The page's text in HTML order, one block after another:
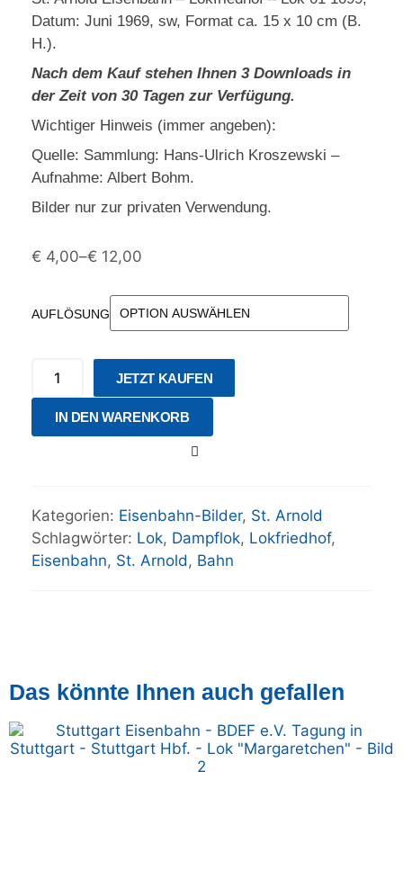
Datum: Juni 1969, sw, Format ca. 15 x 10 cm (B.
H.).
Nach dem Kauf stehen Ihnen 3 Downloads in
der Zeit von 30 Tagen zur Verfügung.
Wichtiger Hinweis (immer angeben):
Quelle: Sammlung: Hans-Ulrich Kroszewski –
Aufnahme: Albert Bohm.
Bilder nur zur privaten Verwendung.
€ 4,00–€ 12,00
AUFLÖSUNG
JETZT KAUFEN
IN DEN WARENKORB
Kategorien: Eisenbahn-Bilder, St. Arnold
Schlagwörter: Lok, Dampflok, Lokfriedhof,
Eisenbahn, St. Arnold, Bahn
Das könnte Ihnen auch gefallen